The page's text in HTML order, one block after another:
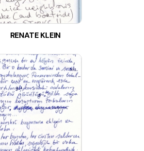
RENATE KLEIN